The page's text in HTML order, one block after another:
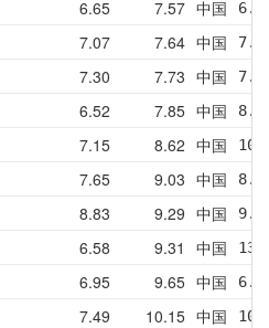
6.65 7.57 中国
7.07 7.64 中国
7.30 7.73 中国
6.52 7.85 中国
7.15 8.62 中国
7.65 9.03 中国
8.83 9.29 中国
6.58 9.31 中国
6.95 9.65 中国
7.49 10.15 中国